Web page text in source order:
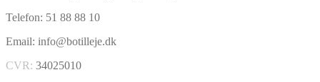
Telefon: 51 88 88 10
Email: info@botilleje.dk
CVR: 34025010